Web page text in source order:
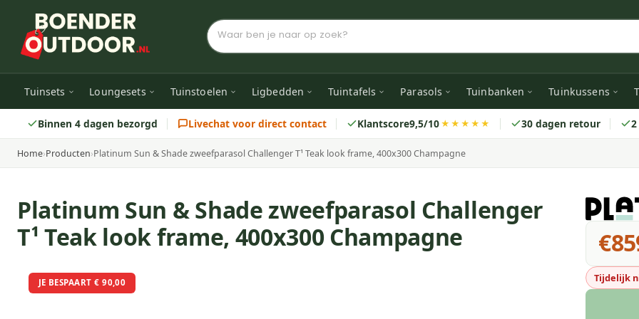
Tuinsets Loungesets Tuinstoelen Ligbedden Tuintafels Parasols Tuinbanken Tuinkussens
Binnen 4 dagen bezorgd Livechat voor direct contact Klantscore9,5/10★★★★★ 30 dagen retour
Home›Producten›Platinum Sun & Shade zweefparasol Challenger T¹ Teak look frame, 400x300 Champagne
Platinum Sun & Shade zweefparasol Challenger
T¹ Teak look frame, 400x300 Champagne
JE BESPAART € 90,00 Tijdelijk